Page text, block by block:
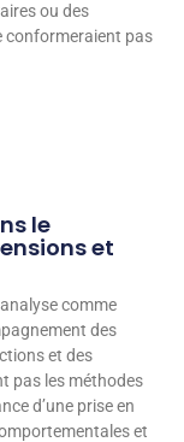
ou des
conformeraient pas
le
et
comme
des
et des
pas les méthodes
d’une prise en
et